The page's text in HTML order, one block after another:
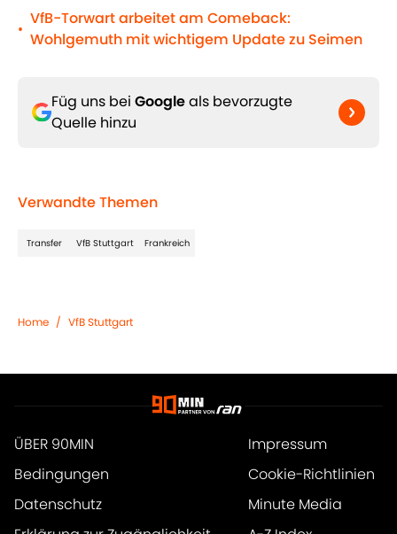
•
VfB-Torwart arbeitet am Comeback:
Wohlgemuth mit wichtigem Update zu Seimen
Füg uns bei Googleals bevorzugte
Quelle hinzu
Verwandte Themen
Transfer VfB Stuttgart Frankreich
Home / VfB Stuttgart
ÜBER 90MIN
Impressum
Bedingungen
Cookie-Richtlinien
Datenschutz
Minute Media